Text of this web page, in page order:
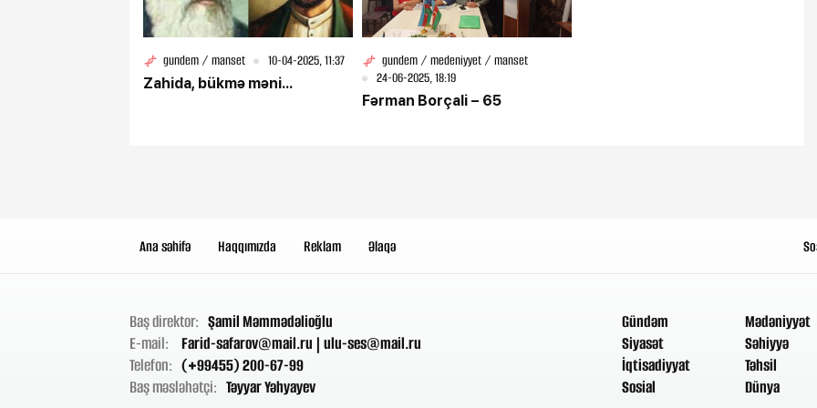
gundem / manset
10-04-2025, 11:37
Zahida, bükmə məni...
gundem / medeniyyet / manset
24-06-2025, 18:19
Fərman Borçali – 65
Ana səhifə Haqqımızda Reklam Əlaqə
Baş direktor: Şamil Məmmədəlioğlu
E-mail:
Farid-safarov@mail.ru | ulu-ses@mail.ru
Telefon: (+99455) 200-67-99
Baş məsləhətçi: Təyyar Yəhyayev
Gündəm
Siyasət
İqtisadiyyat
Sosial
Mədəniyyət
Səhiyyə
Təhsil
Dünya